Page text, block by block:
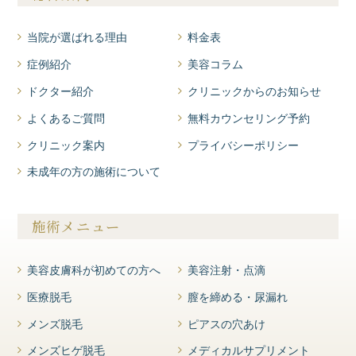
当院が選ばれる理由
症例紹介
ドクター紹介
よくあるご質問
クリニック案内
未成年の方の施術について
料金表
美容コラム
クリニックからのお知らせ
無料カウンセリング予約
プライバシーポリシー
施術メニュー
美容皮膚科が初めての方へ
医療脱毛
メンズ脱毛
メンズヒゲ脱毛
美容注射・点滴
膣を締める・尿漏れ
ピアスの穴あけ
メディカルサプリメント